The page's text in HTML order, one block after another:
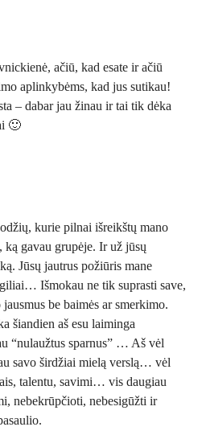
ačiū, kad esate ir ačiū
aplinkybėms, kad jus sutikau!
– dabar jau žinau ir tai tik dėka
🙂
kurie pilnai išreikštų mano
ką gavau grupėje. Ir už jūsų
Jūsų jautrus požiūris mane
Išmokau ne tik suprasti save,
be baimės ar smerkimo.
šiandien aš esu laiminga
“nulaužtus sparnus” … Aš vėl
savo širdžiai mielą verslą… vėl
talentu, savimi… vis daugiau
nebekrūpčioti, nebesigūžti ir